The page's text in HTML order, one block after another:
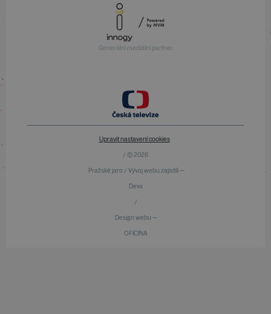
Generální mediální partner
Upravit nastavení cookies
/ © 2026
Pražské jaro / Vývoj webu zajistili —
Devx
/
Design webu —
OFICINA